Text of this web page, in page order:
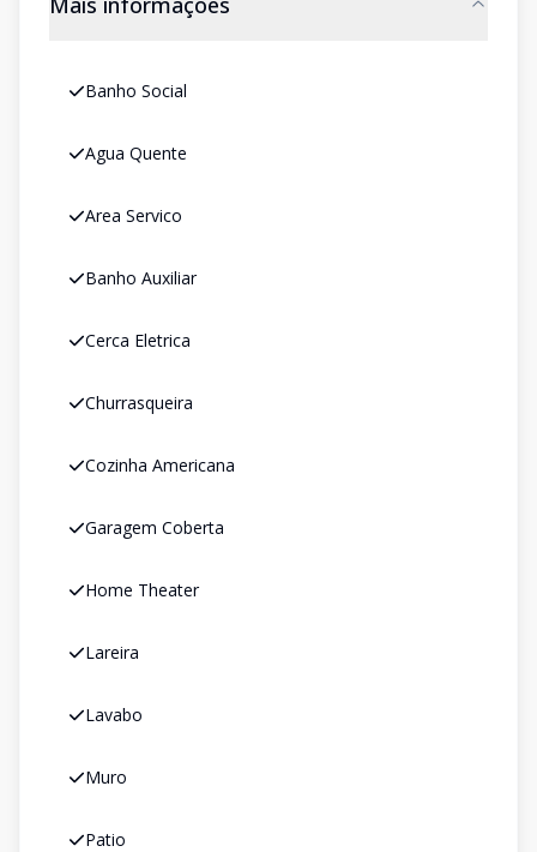
Banho Social
Agua Quente
Area Servico
Banho Auxiliar
Cerca Eletrica
Churrasqueira
Cozinha Americana
Garagem Coberta
Home Theater
Lareira
Lavabo
Muro
Patio